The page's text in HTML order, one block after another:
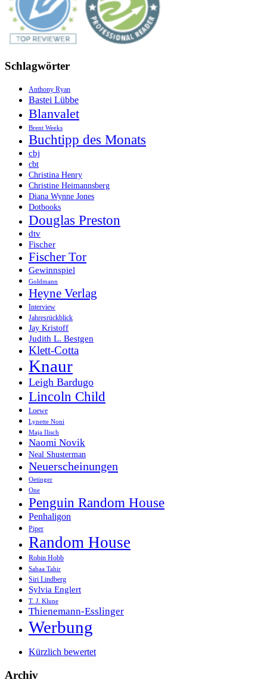
Schlagwörter
Anthony Ryan
Bastei Lübbe
Blanvalet
Brent Weeks
Buchtipp des Monats
cbj
cbt
Christina Henry
Christine Heimannsberg
Diana Wynne Jones
Dotbooks
Douglas Preston
dtv
Fischer
Fischer Tor
Gewinnspiel
Goldmann
Heyne Verlag
Interview
Jahresrückblick
Jay Kristoff
Judith L. Bestgen
Klett-Cotta
Knaur
Leigh Bardugo
Lincoln Child
Loewe
Lynette Noni
Maja Ilisch
Naomi Novik
Neal Shusterman
Neuerscheinungen
Oetinger
One
Penguin Random House
Penhaligon
Piper
Random House
Robin Hobb
Sabaa Tahir
Siri Lindberg
Sylvia Englert
T. J. Klune
Thienemann-Esslinger
Werbung
Kürzlich bewertet
Archiv